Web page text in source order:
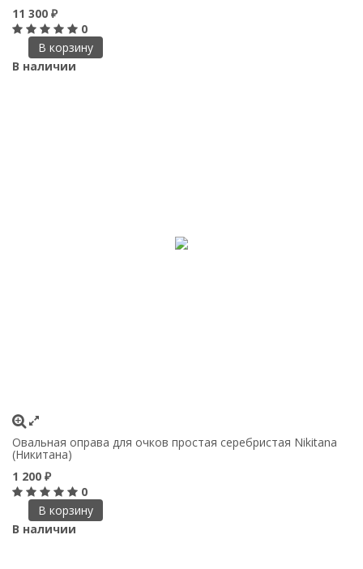
11 300 ₽
0
В корзину
В наличии
Овальная оправа для очков простая серебристая Nikitana
(Никитана)
1 200 ₽
0
В корзину
В наличии